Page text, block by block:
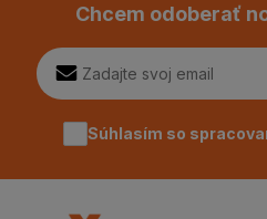
Chcem odoberať
Súhlasím so